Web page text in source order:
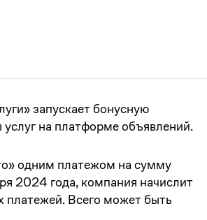
запускает бонусную
на платформе объявлений.
одним платежом на сумму
2024 года, компания начислит
платежей. Всего может быть